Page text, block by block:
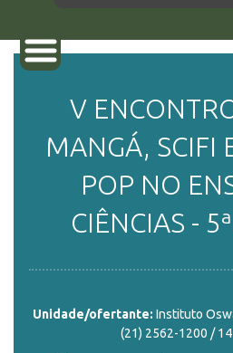
SOBRE
V
MANGÁ, SCIFI
POP NO
CIÊNCIAS -
Unidade/ofertante: Instituto
(21) 2562-1200 /